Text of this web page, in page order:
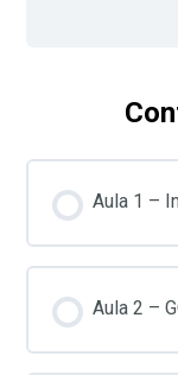
Aula 1 –
Aula 2 –